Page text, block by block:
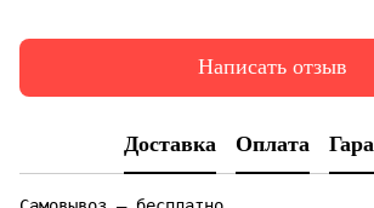
Написать отзыв
Доставка Оплата